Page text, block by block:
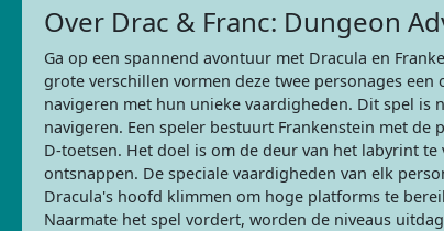
Over Drac & Franc: Dungeon
Ga op een spannend avontuur met Dracula en
grote verschillen vormen deze twee personages
navigeren met hun unieke vaardigheden. Dit spel
navigeren. Een speler bestuurt Frankenstein met
D-toetsen. Het doel is om de deur van het labyrint
ontsnappen. De speciale vaardigheden van elk
Dracula's hoofd klimmen om hoge platforms te
Naarmate het spel vordert, worden de niveaus